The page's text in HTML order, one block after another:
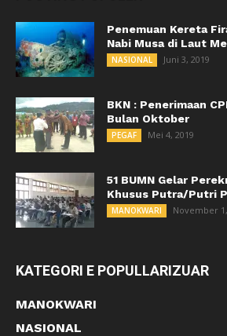
Penemuan Kereta
Nabi Musa di Laut
NASIONAL Juni 3, 2019
BKN : Penerimaan
Bulan Oktober
PEGAF Mei 4, 2019
51 BUMN Gelar
Khusus Putra/Putri
MANOKWARI November
KATEGORI E POPULLARIZUAR
MANOKWARI
NASIONAL